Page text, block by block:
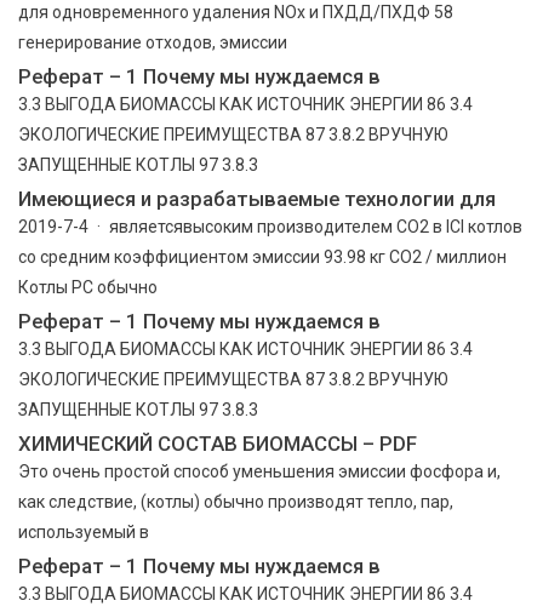
для одновременного удаления NOx и ПХДД/ПХДФ 58
генерирование отходов, эмиссии
Реферат – 1 Почему мы нуждаемся в
3.3 ВЫГОДА БИОМАССЫ КАК ИСТОЧНИК ЭНЕРГИИ 86 3.4
ЭКОЛОГИЧЕСКИЕ ПРЕИМУЩЕСТВА 87 3.8.2 ВРУЧНУЮ
ЗАПУЩЕННЫЕ КОТЛЫ 97 3.8.3
Имеющиеся и разрабатываемые технологии для
2019-7-4 · являетсявысоким производителем СО2 в ICI котлов
со средним коэффициентом эмиссии 93.98 кг CO2 / миллион
Котлы PC обычно
Реферат – 1 Почему мы нуждаемся в
3.3 ВЫГОДА БИОМАССЫ КАК ИСТОЧНИК ЭНЕРГИИ 86 3.4
ЭКОЛОГИЧЕСКИЕ ПРЕИМУЩЕСТВА 87 3.8.2 ВРУЧНУЮ
ЗАПУЩЕННЫЕ КОТЛЫ 97 3.8.3
ХИМИЧЕСКИЙ СОСТАВ БИОМАССЫ – PDF
Это очень простой способ уменьшения эмиссии фосфора и,
как следствие, (котлы) обычно производят тепло, пар,
используемый в
Реферат – 1 Почему мы нуждаемся в
3.3 ВЫГОДА БИОМАССЫ КАК ИСТОЧНИК ЭНЕРГИИ 86 3.4